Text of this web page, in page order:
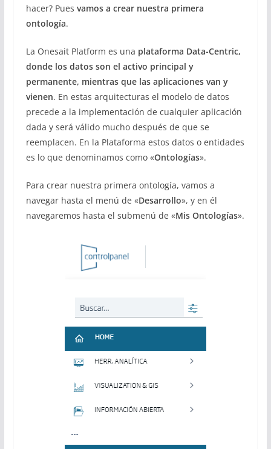
hacer? Pues vamos a crear nuestra primera
ontología.
La Onesait Platform es una plataforma Data-Centric,
donde los datos son el activo principal y
permanente, mientras que las aplicaciones van y
vienen. En estas arquitecturas el modelo de datos
precede a la implementación de cualquier aplicación
dada y será válido mucho después de que se
reemplacen. En la Plataforma estos datos o entidades
es lo que denominamos como «Ontologías».
Para crear nuestra primera ontología, vamos a
navegar hasta el menú de «Desarrollo», y en él
navegaremos hasta el submenú de «Mis Ontologías».